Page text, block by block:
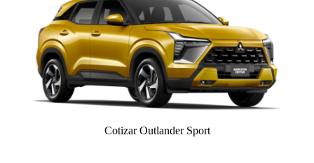
Cotizar Outlander Sport